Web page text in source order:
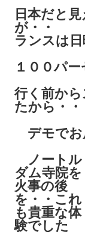
日本だと
が・・
ランスは
１００パ
行く前か
たから・・
デモでお
ノートル
ダム寺院を
火事の後
を・・これ
も貴重な体
験でした